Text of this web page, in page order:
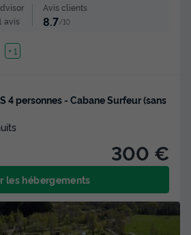
avis
Avis clients
8.7/10
+ 1
4 personnes - Cabane Surfeur (sans
300 €
les hébergements